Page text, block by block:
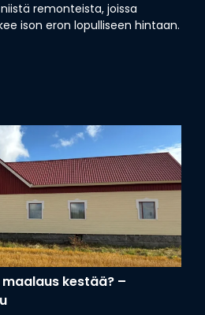
remonteista, joissa
ison eron lopulliseen hintaan.
kestää? –